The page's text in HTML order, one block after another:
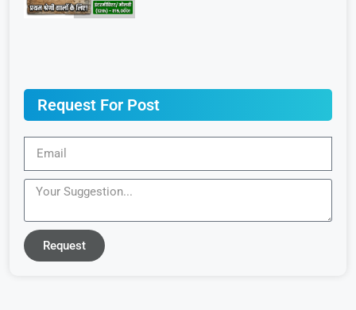
Request For Post
Request